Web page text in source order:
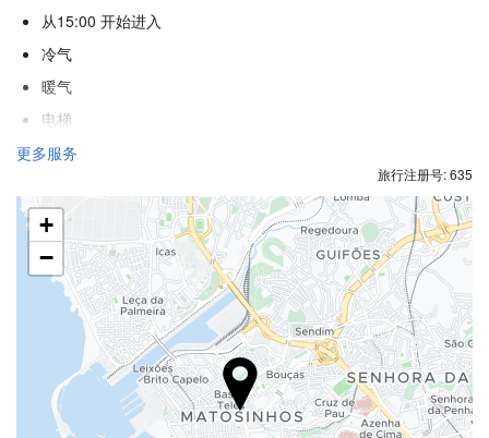
从15:00 开始进入
冷气
暖气
电梯
不吸烟房
不允许宠物
食品与饮品
小吃吧
内部咖啡店
儿童餐
水果
更多服务
旅行注册号: 635
+
−